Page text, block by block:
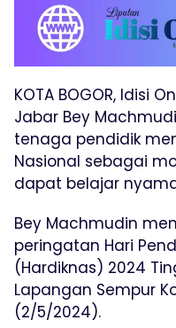
KOTA BOGOR, Idisi
Jabar Bey
tenaga pendidik
Nasional sebagai
dapat belajar
Bey Machmudin
peringatan Hari
(Hardiknas) 2024
Lapangan Sempur
(2/5/2024).